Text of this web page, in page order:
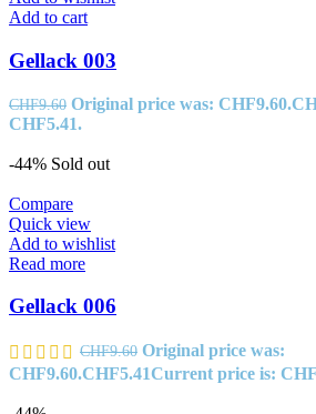
Add to cart
Gellack 003
CHF9.60 Original price was: CHF9.60.
CHF5.41.
-44% Sold out
Compare
Quick view
Add to wishlist
Read more
Gellack 006
CHF9.60 Original price was:
CHF9.60.CHF5.41Current price is: